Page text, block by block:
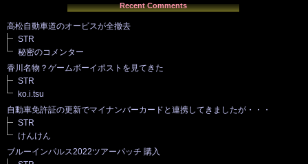
Recent Comments
高松自動車道のオービスが全撤去
STR
秘密のコメンター
香川名物？ゲームボーイポストを見てきた
STR
ko.i.tsu
自動車免許証の更新でマイナンバーカードと連携してきましたが・・・
STR
けんけん
ブルーインパルス2022ツアーパッチ 購入